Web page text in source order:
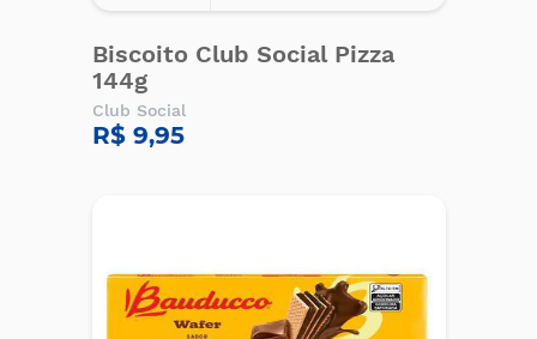
Biscoito Club Social Pizza
144g
Club Social
R$ 9,95